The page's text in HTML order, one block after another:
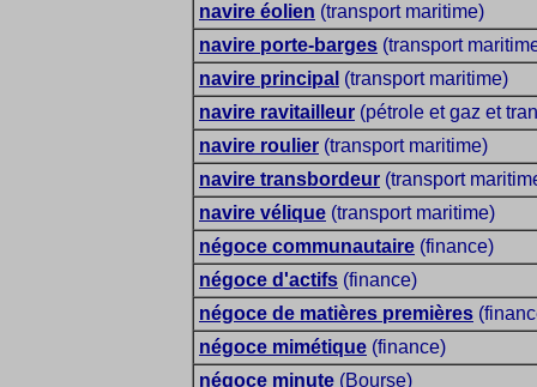
navire éolien (transport maritime)
navire porte-barges (transport
navire principal (transport maritime)
navire ravitailleur (pétrole et gaz et
navire roulier (transport maritime)
navire transbordeur (transport
navire vélique (transport maritime)
négoce communautaire (finance)
négoce d'actifs (finance)
négoce de matières premières
négoce mimétique (finance)
négoce minute (Bourse)